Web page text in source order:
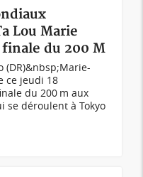
Lou Marie
finale du 200 M
(DR)&nbsp;Marie-
ce jeudi 18
du 200 m aux
se déroulent à Tokyo